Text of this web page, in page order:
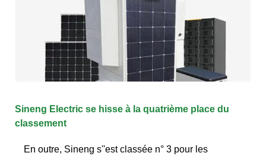
Sineng Electric se hisse à la quatrième place du
classement
En outre, Sineng s''est classée n° 3 pour les